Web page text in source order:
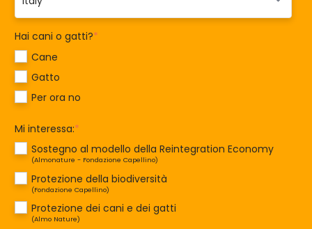
Hai cani o gatti?*
Cane
Gatto
Per ora no
Mi interessa:*
Sostegno al modello della Reintegration Economy
(Almonature - Fondazione Capellino)
Protezione della biodiversità
(Fondazione Capellino)
Protezione dei cani e dei gatti
(Almo Nature)